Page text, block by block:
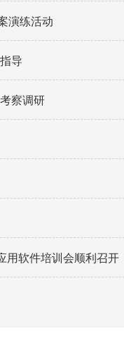
演练活动
导
察调研
用软件培训会顺利召开